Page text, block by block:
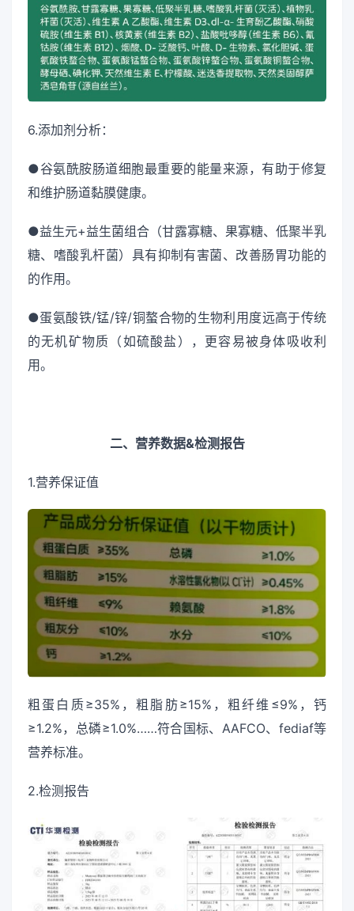
6.添加剂分析：
●谷氨酰胺肠道细胞最重要的能量来源，有助于修复
和维护肠道黏膜健康。
●益生元+益生菌组合（甘露寡糖、果寡糖、低聚半乳
糖、嗜酸乳杆菌）具有抑制有害菌、改善肠胃功能的
的作用。
●蛋氨酸铁/锰/锌/铜螯合物的生物利用度远高于传统
的无机矿物质（如硫酸盐），更容易被身体吸收利
用。
二、营养数据&检测报告
1.营养保证值
粗蛋白质≥35%，粗脂肪≥15%，粗纤维≤9%，钙
≥1.2%，总磷≥1.0%……符合国标、AAFCO、fediaf等
营养标准。
2.检测报告